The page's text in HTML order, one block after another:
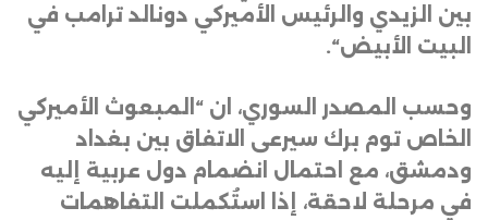
بين الزيدي والرئيس الأميركي دونالد ترامب في
البيت الأبيض“.
وحسب المصدر السوري، ان “المبعوث الأميركي
الخاص توم برك سيرعى الاتفاق بين بغداد
ودمشق، مع احتمال انضمام دول عربية إليه
في مرحلة لاحقة، إذا استُكملت التفاهمات